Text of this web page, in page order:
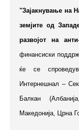
"Зајакнување на
земјите од
развојот на
финансиски
ќе се
Интернешнал –
Балкан
Македонија, Црна